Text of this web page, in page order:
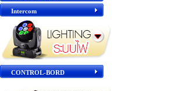
Intercom
CONTROL-BORD